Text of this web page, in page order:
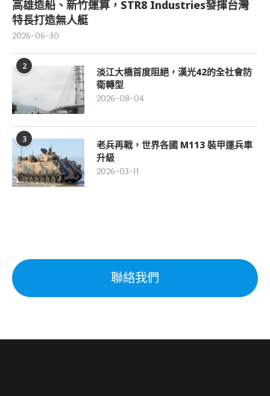
高雄造船、新竹運算，STR8 Industries發揮台灣
特長打造無人艇
2026-06-30
2
淡江大橋首度阻絕，漢光42的全社會防
衛轉型
2026-08-04
3
老兵再戰，世界各國 M113 裝甲運兵車
升級
2026-03-11
聯絡我們